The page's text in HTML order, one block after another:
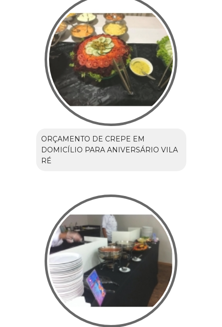
ORÇAMENTO DE CREPE EM
DOMICÍLIO PARA ANIVERSÁRIO VILA
RÉ